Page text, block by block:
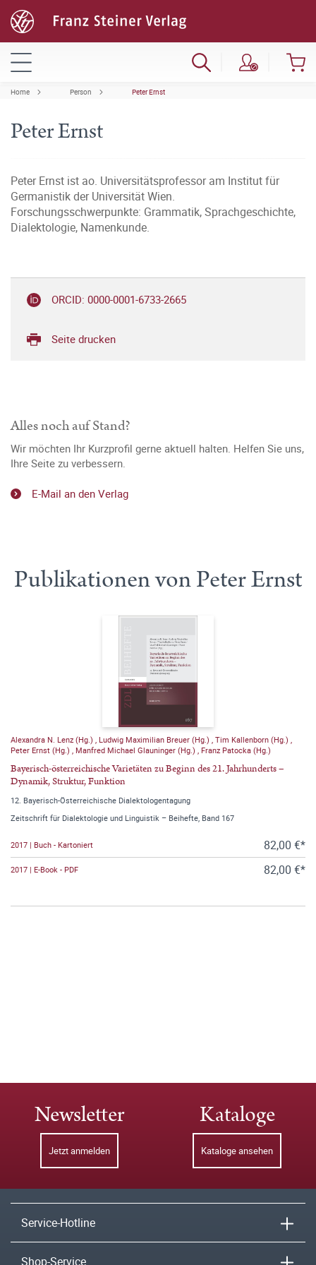
Home Person Peter Ernst
Peter Ernst
Peter Ernst ist ao. Universitätsprofessor am Institut für
Germanistik der Universität Wien.
Forschungsschwerpunkte: Grammatik, Sprachgeschichte,
Dialektologie, Namenkunde.
ORCID: 0000-0001-6733-2665
Seite drucken
Alles noch auf Stand?
Wir möchten Ihr Kurzprofil gerne aktuell halten. Helfen Sie uns,
Ihre Seite zu verbessern.
E-Mail an den Verlag
Publikationen von Peter Ernst
Alexandra N. Lenz (Hg.) Ludwig Maximilian Breuer (Hg.) Tim Kallenborn (Hg.)
Peter Ernst (Hg.)
Manfred Michael Glauninger (Hg.) Franz Patocka (Hg.)
Bayerisch-österreichische Varietäten zu Beginn des 21. Jahrhunderts –
Dynamik, Struktur, Funktion
12. Bayerisch-Österreichische Dialektologentagung
Zeitschrift für Dialektologie und Linguistik – Beihefte, Band 167
2017 | Buch - Kartoniert 82,00 €*
2017 | E-Book - PDF 82,00 €*
Newsletter
Jetzt anmelden
Kataloge
Kataloge ansehen
Service-Hotline
Shop-Service